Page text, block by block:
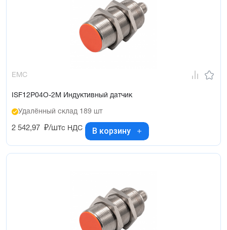
EMC
ISF12P04O-2M Индуктивный датчик
Удалённый склад 189 шт
2 542,97 ₽/штс НДС В корзину